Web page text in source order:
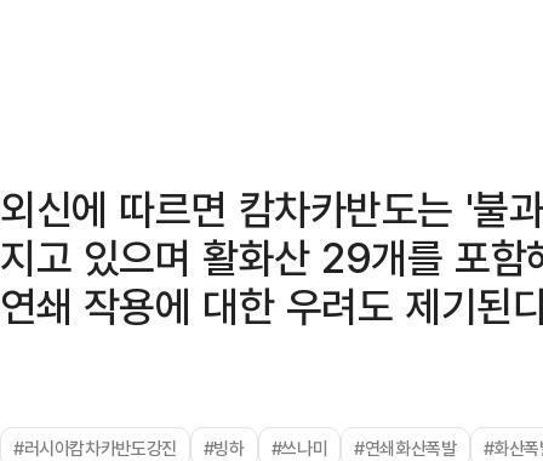
외신에 따르면 캄차카반도는 '불
지고 있으며 활화산 29개를 포
연쇄 작용에 대한 우려도 제기된
#러시아캄차카반도강진 #빙하 #쓰나미 #연쇄화산폭발 #화산